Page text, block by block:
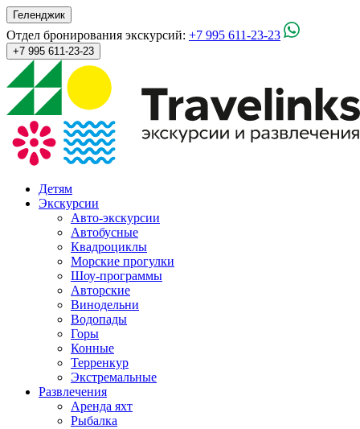
Геленджик
Отдел бронирования экскурсий: +7 995 611-23-23
+7 995 611-23-23
Детям
Экскурсии
Авто-экскурсии
Автобусные
Квадроциклы
Морские прогулки
Шоу-программы
Авторские
Винодельни
Водопады
Горы
Конные
Терренкур
Экстремальные
Развлечения
Аренда яхт
Рыбалка